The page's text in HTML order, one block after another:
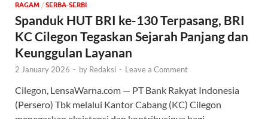
‎RAGAM / SERBA-SERBI
Spanduk HUT BRI ke-130 Terpasang, BRI
KC Cilegon Tegaskan Sejarah Panjang dan
Keunggulan Layanan
2 January 2026 - by Redaksi - Leave a Comment
Cilegon, LensaWarna.com — PT Bank Rakyat Indonesia
(Persero) Tbk melalui Kantor Cabang (KC) Cilegon